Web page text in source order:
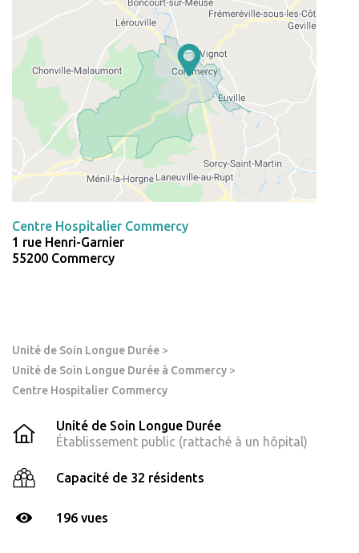
Unité de Soin Longue Durée >
Unité de Soin Longue Durée à Commercy >
Centre Hospitalier Commercy
Unité de Soin Longue Durée
Établissement public (rattaché à un hôpital)
Capacité de 32 résidents
196 vues
Centre Hospitalier Commercy
1 rue Henri-Garnier
55200 Commercy